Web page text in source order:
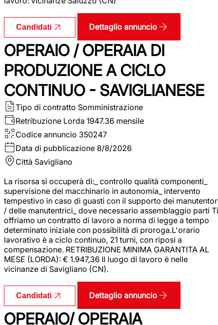
Candidati Dettaglio annuncio
OPERAIO / OPERAIA DI
PRODUZIONE A CICLO
CONTINUO - SAVIGLIANESE
Tipo di contratto Somministrazione
Retribuzione Lorda 1947.36 mensile
Codice annuncio 350247
Data di pubblicazione 8/8/2026
Città Savigliano
La risorsa si occuperà di:_ controllo qualità componenti_
supervisione del macchinario in autonomia_ intervento
tempestivo in caso di guasti con il supporto dei
/ delle manutentrici_ dove necessario assemblaggio parti Ti
offriamo un contratto di lavoro a norma di legge a tempo
determinato iniziale con possibilità di proroga.L'orario
lavorativo è a ciclo continuo, 21 turni, con riposi a
compensazione. RETRIBUZIONE MINIMA GARANTITA AL
MESE (LORDA): € 1.947,36 Il luogo di lavoro è nelle
vicinanze di Savigliano (CN).
Candidati Dettaglio annuncio
OPERAIO/ OPERAIA